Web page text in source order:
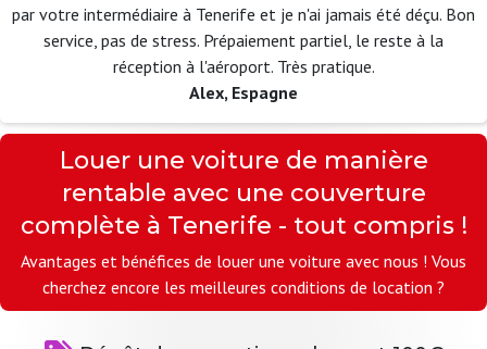
par votre intermédiaire à Tenerife et je n'ai jamais été déçu. Bon
service, pas de stress. Prépaiement partiel, le reste à la
réception à l'aéroport. Très pratique.
Alex, Espagne
Louer une voiture de manière
rentable avec une couverture
complète à Tenerife - tout compris !
Avantages et bénéfices de louer une voiture avec nous ! Vous
cherchez encore les meilleures conditions de location ?